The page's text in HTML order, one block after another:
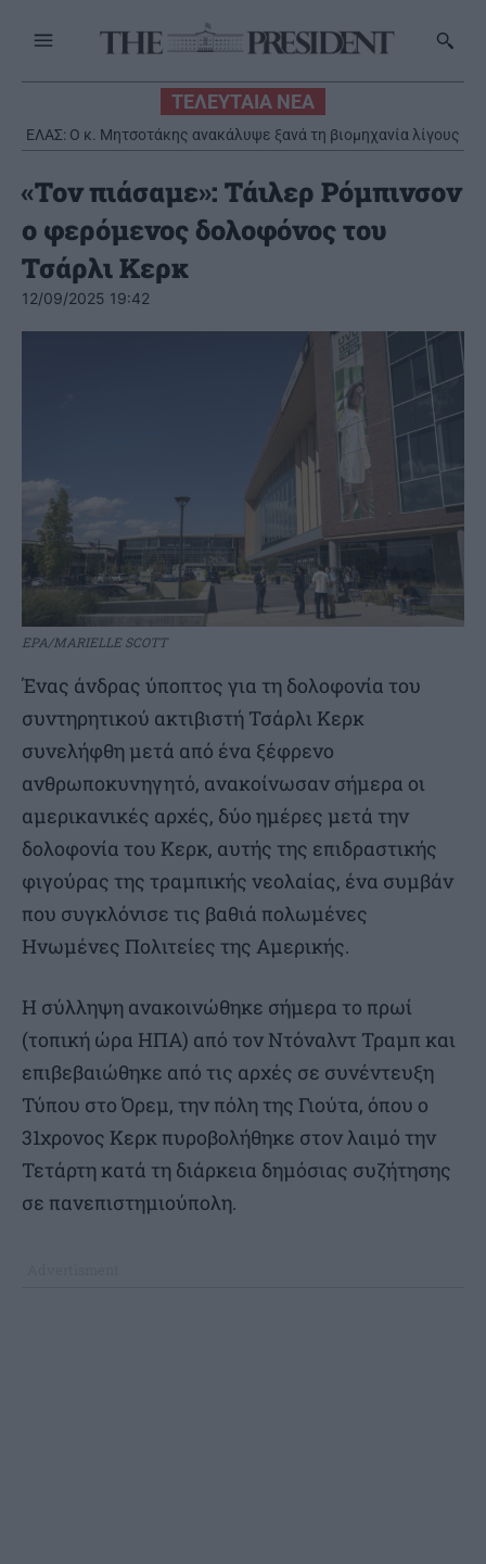
ΤΕΛΕΥΤΑΙΑ ΝΕΑ
ΕΛΑΣ: Ο κ. Μητσοτάκης ανακάλυψε ξανά τη βιομηχανία λίγους
μήνες πριν από τις εκλογές
ΗΠΑ: Επιτροπή της Γερουσίας έκρινε ένοχο τον Φάουτσι για
περιφρόνηση του Κογκρέσου
«Τον πιάσαμε»: Τάιλερ Ρόμπινσον
ο φερόμενος δολοφόνος του
Τσάρλι Κερκ
12/09/2025 19:42
EPA/MARIELLE SCOTT
Ένας άνδρας ύποπτος για τη δολοφονία του
συντηρητικού ακτιβιστή Τσάρλι Κερκ
συνελήφθη μετά από ένα ξέφρενο
ανθρωποκυνηγητό, ανακοίνωσαν σήμερα οι
αμερικανικές αρχές, δύο ημέρες μετά την
δολοφονία του Κερκ, αυτής της επιδραστικής
φιγούρας της τραμπικής νεολαίας, ένα συμβάν
που συγκλόνισε τις βαθιά πολωμένες
Ηνωμένες Πολιτείες της Αμερικής.
Η σύλληψη ανακοινώθηκε σήμερα το πρωί
(τοπική ώρα ΗΠΑ) από τον Ντόναλντ Τραμπ και
επιβεβαιώθηκε από τις αρχές σε συνέντευξη
Τύπου στο Όρεμ, την πόλη της Γιούτα, όπου ο
31χρονος Κερκ πυροβολήθηκε στον λαιμό την
Τετάρτη κατά τη διάρκεια δημόσιας συζήτησης
σε πανεπιστημιούπολη.